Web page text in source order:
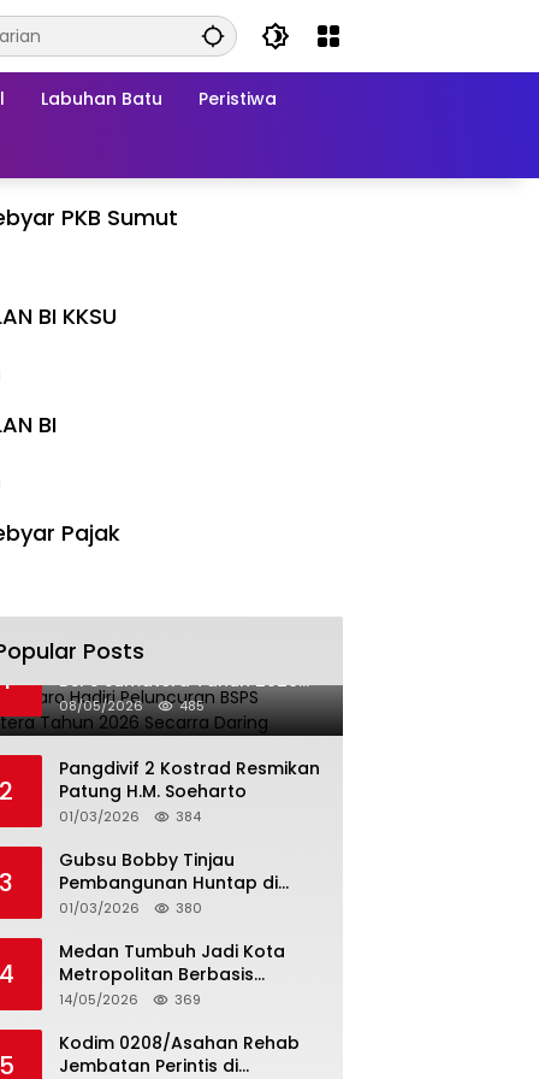
Labuhan Batu Peristiwa
PKB Sumut
BI KKSU
BI
Pajak
Posts
1
Bupati Karo Hadiri Peluncuran
BSPS Sumatera Tahun 2026
Secarra Daring
08/05/2026 485
2
Pangdivif 2 Kostrad Resmikan
Patung H.M. Soeharto
01/03/2026 384
3
Gubsu Bobby Tinjau
Pembangunan Huntap di
Tapteng
01/03/2026 380
4
Medan Tumbuh Jadi Kota
Metropolitan Berbasis
Teknologi
14/05/2026 369
5
Kodim 0208/Asahan Rehab
Jembatan Perintis di